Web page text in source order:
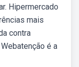
Hipermercado
mais
contra
é a